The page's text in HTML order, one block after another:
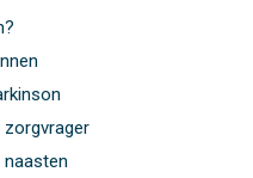
zorgvrager
naasten